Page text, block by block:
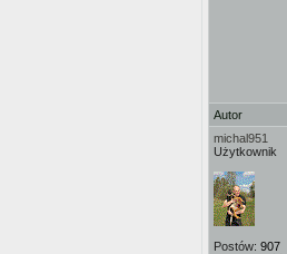
Autor
michal951
Użytkownik
Postów: 907